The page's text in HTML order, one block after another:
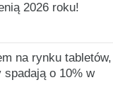
2026 roku!
na rynku tabletów,
spadają o 10% w